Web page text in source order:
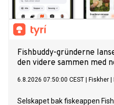
Fishbuddy-gründerne
den videre sammen med
6.8.2026 07:50:00 CEST Fiskher
Selskapet bak fiskeappen